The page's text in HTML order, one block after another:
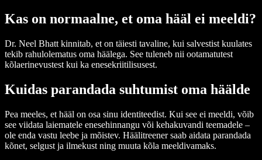
Kas on normaalne, et oma hääl ei meeldi?
Dr. Neel Bhatt kinnitab, et on täiesti tavaline, kui salvestist kuulates
tekib rahulolematus oma häälega. See tuleneb nii ootamatutest
kõlaerinevustest kui ka enesekriitilisusest.
Kuidas parandada suhtumist oma häälde
Pea meeles, et hääl on osa sinu identiteedist. Kui see ei meeldi, võib
see viidata laiematele enesehinnangu või kehakuvandi teemadele –
ole enda vastu leebe ja mõistev. Häälitreener saab aidata parandada
kõnet, selgust ja ilmekust ning muuta kõla meeldivamaks.